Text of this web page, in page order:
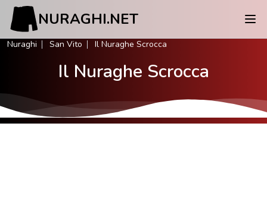
NURAGHI.NET
Nuraghi San Vito Il Nuraghe Scrocca
Il Nuraghe Scrocca